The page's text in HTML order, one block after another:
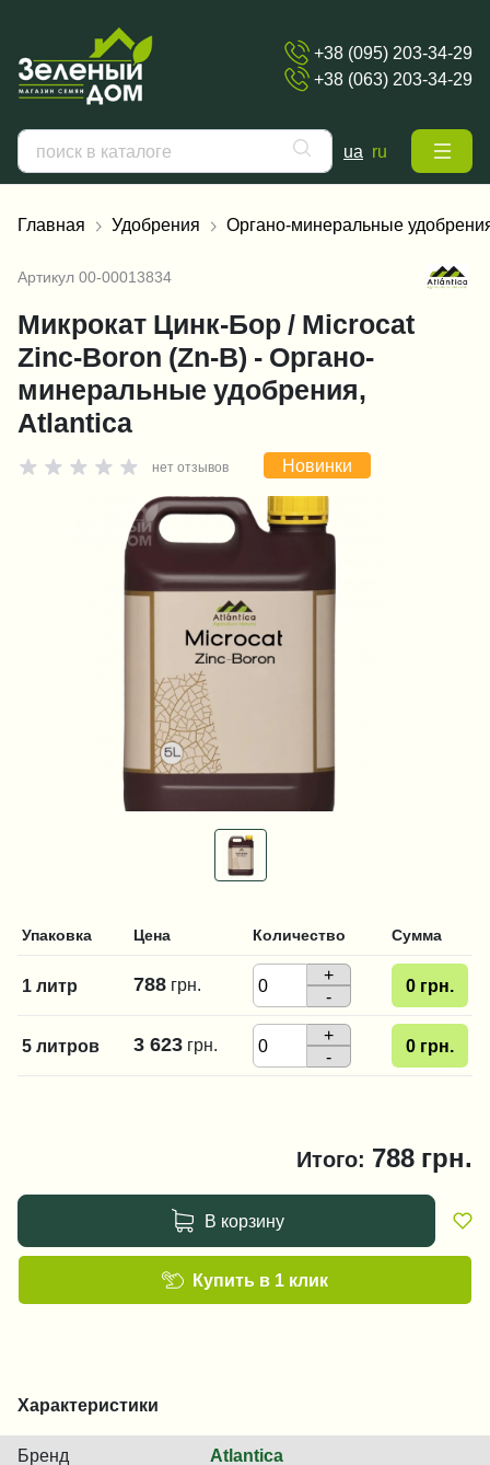
+38 (095) 203-34-29
+38 (063) 203-34-29
ua ru
Главная Удобрения Органо-минеральные
Артикул 00-00013834
Микрокат Цинк-Бор / Microcat
Zinc-Boron (Zn-B) - Органо-
минеральные удобрения,
Atlantica
нет отзывов Новинки
Упаковка Цена Количество Сумма
1 литр 788 грн.
+
-
0 грн.
5 литров 3 623 грн.
+
-
0 грн.
Итого: 788 грн.
В корзину
Купить в 1 клик
Характеристики
Бренд Atlantica